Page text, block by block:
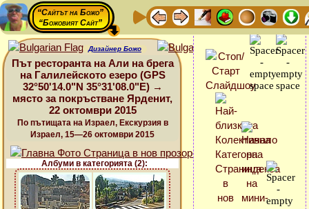
“Сайтът на Божо”
“Божовият Сайт”
Дизайнер Божо
Път ресторанта на Али на брега
на Галилейското езеро (GPS
32°50'14.0"N 35°31'08.0"E) →
място за покръстване Ярденит,
22 октомври 2015
По пътищата на Израел, Екскурзия в
Израел, 15—26 октомври 2015
Албуми в категорията (2):